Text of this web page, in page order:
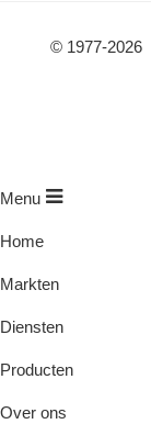
© 1977-2026
Menu
Home
Markten
Diensten
Producten
Over ons